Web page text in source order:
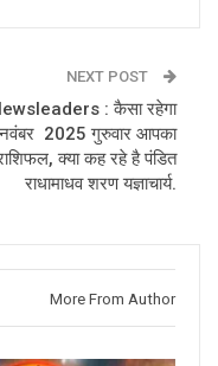
NEXT POST
: कैसा रहेगा
2025 गुरुवार आपका
क्या कह रहे है पंडित
राधामाधव शरण यज्ञाचार्य.
More From Author